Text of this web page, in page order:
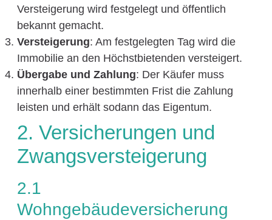
Versteigerung wird festgelegt und öffentlich
bekannt gemacht.
Versteigerung: Am festgelegten Tag wird die
Immobilie an den Höchstbietenden versteigert.
Übergabe und Zahlung: Der Käufer muss
innerhalb einer bestimmten Frist die Zahlung
leisten und erhält sodann das Eigentum.
2. Versicherungen und
Zwangsversteigerung
2.1
Wohngebäudeversicherung